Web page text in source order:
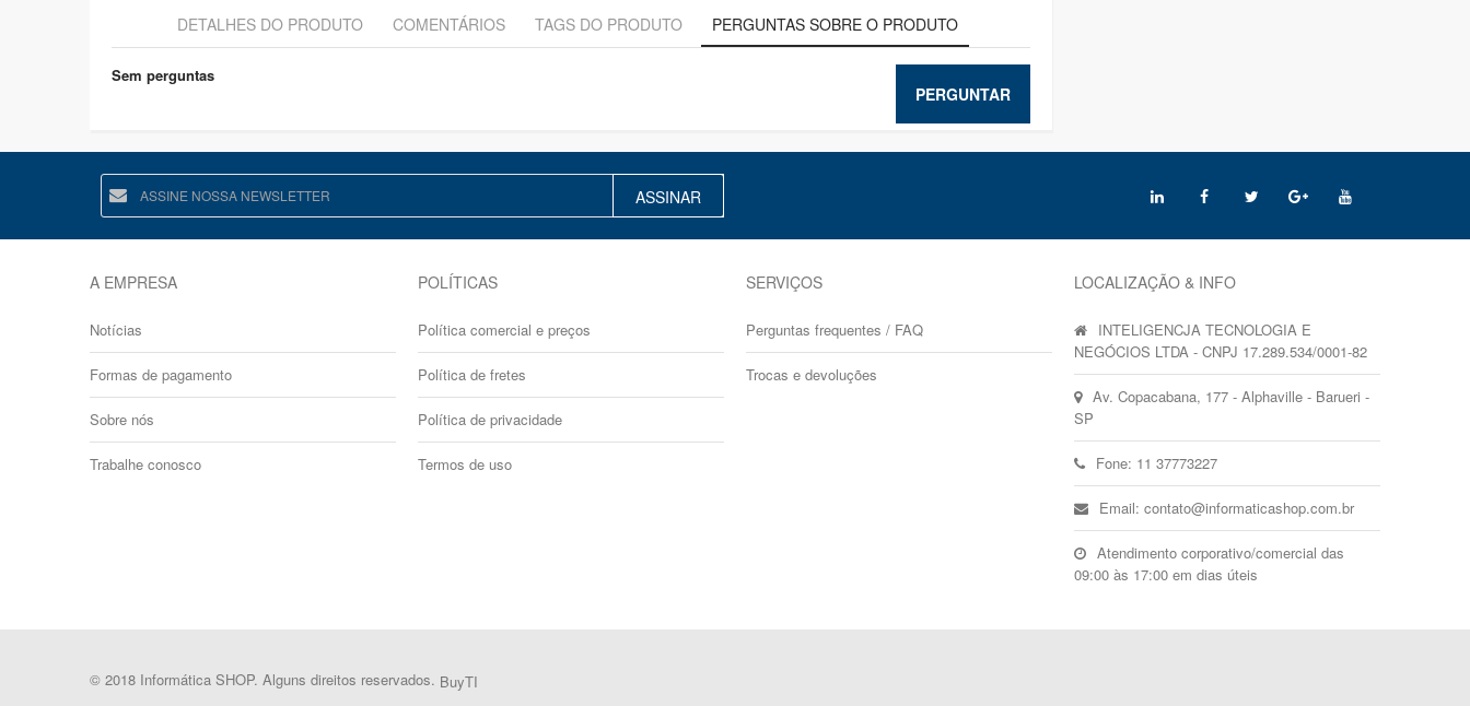
DETALHES DO PRODUTO COMENTÁRIOS TAGS DO PRODUTO PERGUNTAS SOBRE O PRODUTO
PERGUNTAR
Sem perguntas
ASSINAR
A EMPRESA
Notícias
Formas de pagamento
Sobre nós
Trabalhe conosco
POLÍTICAS
Política comercial e preços
Política de fretes
Política de privacidade
Termos de uso
SERVIÇOS
Perguntas frequentes / FAQ
Trocas e devoluções
LOCALIZAÇÃO & INFO
INTELIGENCJA TECNOLOGIA E
NEGÓCIOS LTDA - CNPJ 17.289.534/0001-82
Av. Copacabana, 177 - Alphaville - Barueri -
SP
Fone: 11 37773227
Email: contato@informaticashop.com.br
Atendimento corporativo/comercial das
09:00 às 17:00 em dias úteis
© 2018 Informática SHOP. Alguns direitos reservados. BuyTI